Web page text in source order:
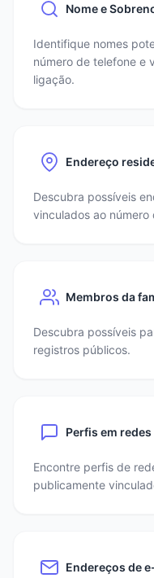
Nome e
Identifique nomes
número de telefone e
ligação.
Endereço
Descubra possíveis
vinculados ao número
Membros da
Descubra possíveis
registros públicos.
Perfis em
Encontre perfis de
publicamente
Endereços de